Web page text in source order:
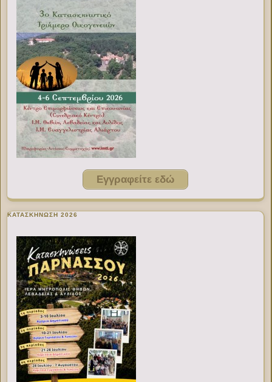
Εγγραφείτε εδώ
ΚΑΤΑΣΚΗΝΩΣΗ 2026